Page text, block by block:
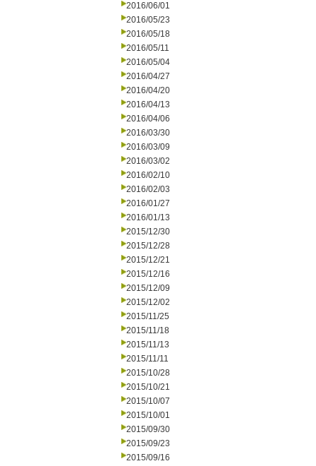
2016/06/01
2016/05/23
2016/05/18
2016/05/11
2016/05/04
2016/04/27
2016/04/20
2016/04/13
2016/04/06
2016/03/30
2016/03/09
2016/03/02
2016/02/10
2016/02/03
2016/01/27
2016/01/13
2015/12/30
2015/12/28
2015/12/21
2015/12/16
2015/12/09
2015/12/02
2015/11/25
2015/11/18
2015/11/13
2015/11/11
2015/10/28
2015/10/21
2015/10/07
2015/10/01
2015/09/30
2015/09/23
2015/09/16